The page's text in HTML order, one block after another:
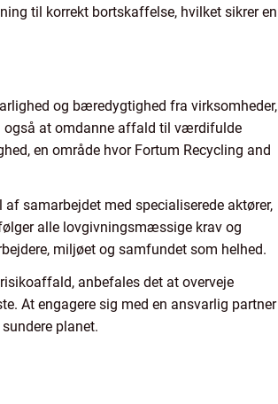
til korrekt bortskaffelse, hvilket sikrer en
og bæredygtighed fra virksomheder,
også at omdanne affald til værdifulde
en område hvor Fortum Recycling and
samarbejdet med specialiserede aktører,
alle lovgivningsmæssige krav og
miljøet og samfundet som helhed.
anbefales det at overveje
At engagere sig med en ansvarlig partner
planet.